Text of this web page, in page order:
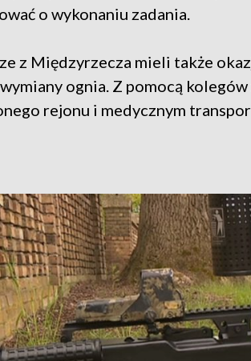
o wykonaniu zadania.
z Międzyrzecza mieli także
ognia. Z pomocą
rejonu i medycznym